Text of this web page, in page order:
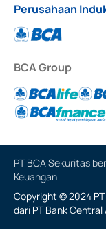
Perusahaan
BCA Group
PT BCA Sekuritas
Keuangan
Copyright © 2024
dari PT Bank Central